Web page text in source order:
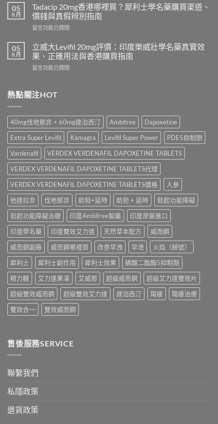
必
利
勁
怎
選？
2026
效
錢、
用
全
面
比
較
與
香
港
購
買
指
南〉
中
學
名
藥
邊
好？
Cenforce-
100、
Kamagra
Oral
面
比
較〉
中
05
8 月
Tadacip 20mg香港哪裡買？犀利士學名藥購買渠道、
價錢與真假辨別指南
在
20mg
香
港
哪
犀
學
名
購
買
渠
道、
價
錢
與
真
假
辨
別
指
南〉
中
留言功能已關閉
05
8 月
立威大Levifil 20mg評價：印度樂威壯學名藥真實效
果、正確用法與香港購買指南
在
大
Levifil
評
價：
印
度
樂
威
壯
學
名
藥
真
實
效
果、
正
確
用
法
香
港
購
買
南〉
留言功能已關閉
熱點關注HOT
40mg伐地那非 + 60mg達泊西汀 Ambitree
Dapoxetine
Extra Super Levifil
Kamagra Levifil Super Power
PDE5抑制劑
Vardenafil
VERDEX VERDENAFIL DAPOXETINE TABLETS
VERDEX VERDENAFIL DAPOXETINE TABLETS代理
VERDEX VERDENAFIL DAPOXETINE TABLETS價格
人參
他達拉非
伐地那非 助勃+延時 助勃 + 延時
勃起功能障礙
勃起功能障礙治療
印度Ambitree製藥
印度原裝進口
印度學名藥
印度雙效艾力達 天然草本配方
威而鋼
威而鋼副廠
威而鋼哪裡買 改善早洩 早泄
火焰（綽號）
犀利士
犀利士副作用 犀利士效果
磷酸二酯酶5抑制劑
精力糖
艾力達果凍 艾威那 超級威而鋼
超級艾力達雙效片
超級雙效威而鋼
超級雙效艾力達 達泊西汀 陽痿
陽痿治療
雙效合一
雙效威而鋼
售後服務SERVICE
聯繫我們
私隱政策
退貨政策